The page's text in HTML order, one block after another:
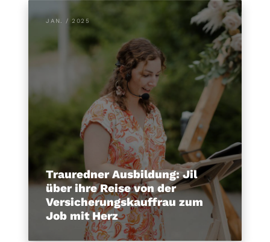
JAN. / 2025
Trauredner Ausbildung: Jil
über ihre Reise von der
Versicherungskauffrau zum
Job mit Herz